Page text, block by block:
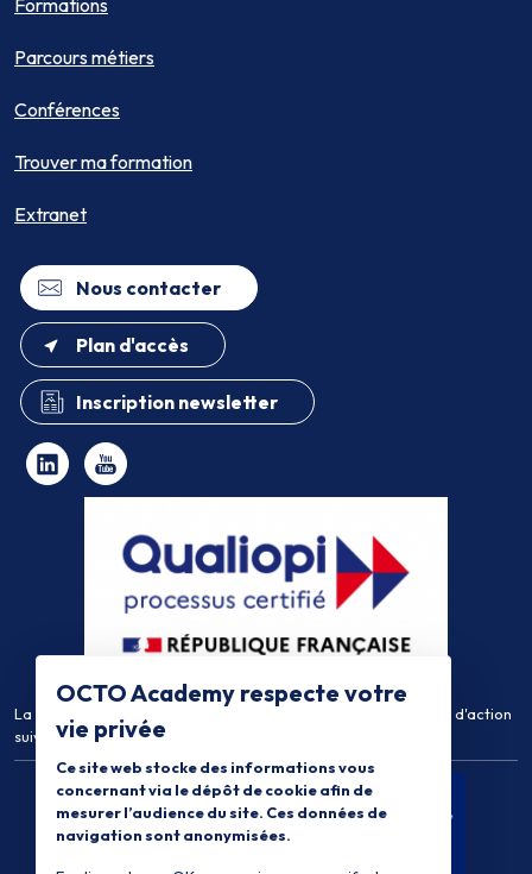
Formations
Parcours métiers
Conférences
Trouver ma formation
Extranet
Nous contacter
Plan d'accès
Inscription newsletter
La certification qualité a été délivrée au titre de la catégorie d'action
suivante :Actions de Formation
OCTO Academy respecte votre
vie privée
Ce site web stocke des informations vous
concernant via le dépôt de cookie afin de
mesurer l’audience du site. Ces données de
navigation sont anonymisées.